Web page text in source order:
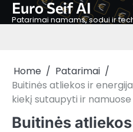
SkipEuro Seif AI
Patarimai namams, sodui ir
Home
Patarimai
Buitinės atliekos ir
kiekį sutaupyti ir namuose
Buitinės